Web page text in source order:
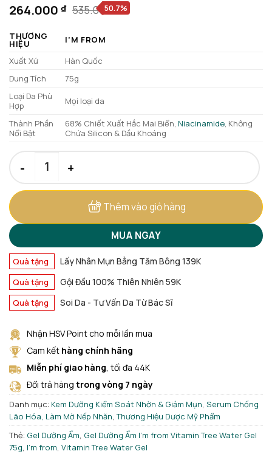
5.0 trên 5
dựa trên
2
535.000₫
Giá
là:
535.000 ₫.
264.000 ₫
Giá
tại
là:
264.000 ₫.
50.7%
THƯƠNG
HIỆU
I’M FROM
Xuất Xứ
Hàn Quốc
Dung Tích
75g
Loại Da Phù
Hợp
Mọi loại da
Thành Phần
Nổi Bật
68% Chiết Xuất Hắc Mai Biển,Niacinamide , Không
Chứa Silicon & Dầu Khoáng
Thêm vào giỏ hàng
MUA NGAY
Quà tặng Lấy Nhân Mụn Bằng Tăm Bông 139K
Quà tặng Gội Đầu 100% Thiên Nhiên 59K
Quà tặng Soi Da - Tư Vấn Da Từ Bác Sĩ
Nhận HSV Point cho mỗi lần mua
Cam kết hàng chính hãng
Miễn phí giao hàng, tối đa 44K
Đổi trả hàng trong vòng 7 ngày
Danh mục: Kem Dưỡng Kiểm Soát Nhờn & Giảm Mụn, Serum Chống
Lão Hóa, Làm Mờ Nếp Nhăn,Thương Hiệu Dược Mỹ Phẩm
Thẻ: Gel Dưỡng Ẩm, Gel Dưỡng Ẩm I'm from Vitamin Tree Water Gel
75g, I'm from, Vitamin Tree Water Gel